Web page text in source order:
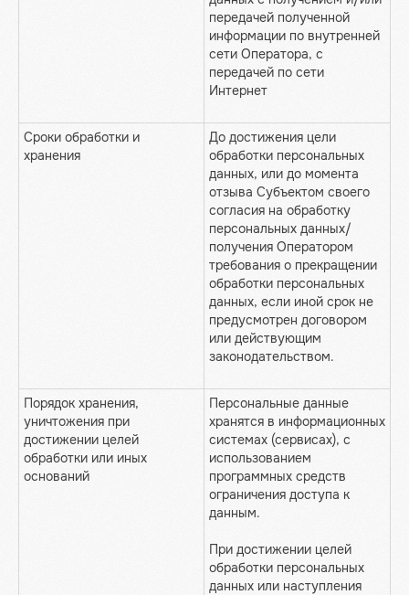
передачей полученной
информации по внутренней
сети Оператора, с
передачей по сети
Интернет
Сроки обработки и
хранения
До достижения цели
обработки персональных
данных, или до момента
отзыва Субъектом своего
согласия на обработку
персональных данных/
получения Оператором
требования о прекращении
обработки персональных
данных, если иной срок не
предусмотрен договором
или действующим
законодательством.
Порядок хранения,
уничтожения при
достижении целей
обработки или иных
оснований
Персональные данные
хранятся в информационных
системах (сервисах), с
использованием
программных средств
ограничения доступа к
данным.
При достижении целей
обработки персональных
данных или наступления